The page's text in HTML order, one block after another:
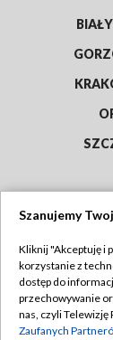
Abonament
Emisja w
Szanujemy
Kliknij "Akceptuję i
korzystanie z
dostęp do
przechowywanie
nas, czyli Telewizję
Zaufanych